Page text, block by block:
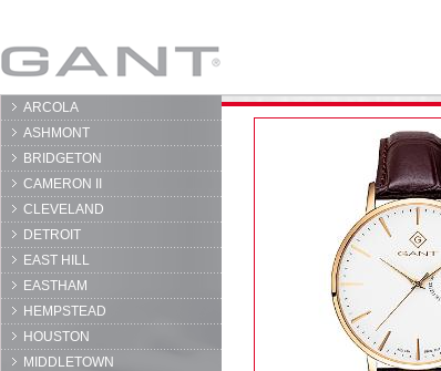
GANT
ARCOLA
ASHMONT
BRIDGETON
CAMERON II
CLEVELAND
DETROIT
EAST HILL
EASTHAM
HEMPSTEAD
HOUSTON
MIDDLETOWN